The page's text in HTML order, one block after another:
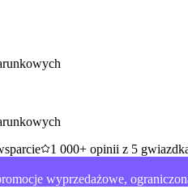
1 000+ opinii z 5
wyprzedażowe,